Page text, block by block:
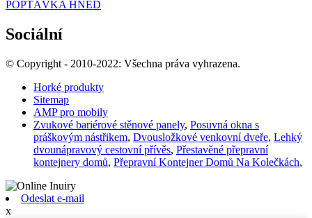
POPTÁVKA HNED
Sociální
© Copyright - 2010-2022: Všechna práva vyhrazena.
Horké produkty
Sitemap
AMP pro mobily
Zvukové bariérové ​​stěnové panely, Posuvná okna s
práškovým nástřikem, Dvousložkové venkovní dveře, Lehký
dvounápravový cestovní přívěs, Přestavěné přepravní
kontejnery domů, Přepravní Kontejner Domů Na Kolečkách,
Odeslat e-mail
x